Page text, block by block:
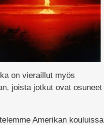
on vieraillut myös
joista jotkut ovat osuneet
Amerikan kouluissa